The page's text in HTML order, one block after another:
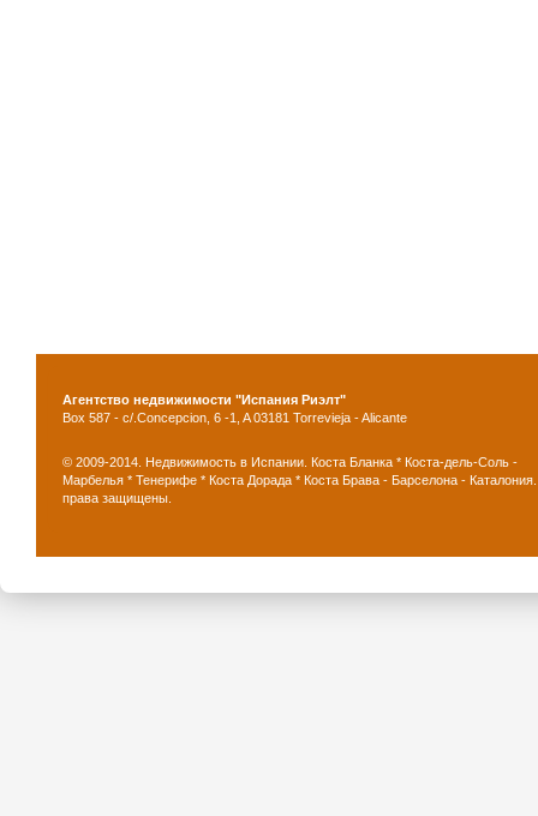
Агентство недвижимости "Испания Риэлт"
Box 587 - c/.Concepcion, 6 -1, A 03181 Torrevieja - Alicante
© 2009-2014. Недвижимость в Испании. Коста Бланка * Коста-дель-Соль -
Марбелья * Тенерифе * Коста Дорада * Коста Брава - Барселона -
права защищены.